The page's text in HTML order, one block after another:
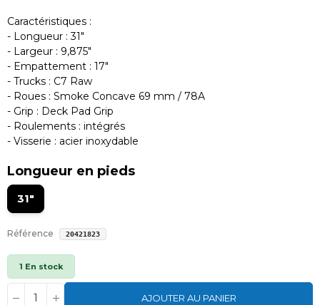
Caractéristiques :
- Longueur : 31"
- Largeur : 9,875"
- Empattement : 17"
- Trucks : C7 Raw
- Roues : Smoke Concave 69 mm / 78A
- Grip : Deck Pad Grip
- Roulements : intégrés
- Visserie : acier inoxydable
Longueur en pieds
31"
Référence 20421823
1 En stock
AJOUTER AU PANIER